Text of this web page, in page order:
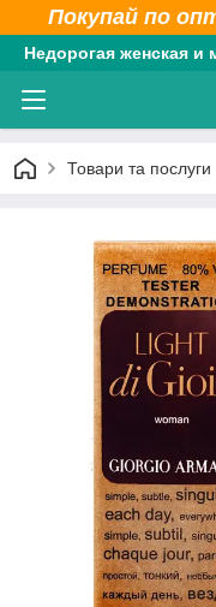
Покупай по
Недорогая женская и
Товари та послуги